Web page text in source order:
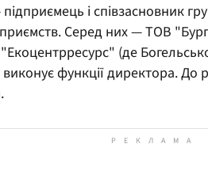
і співзасновник
Серед них — ТОВ
(де
виконує функції директора.